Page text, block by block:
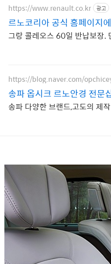
https://www.renault.co.kr 광고
르노코리아 공식 홈페이지
그랑 콜레오스 60일 반납보장.
https://blog.naver.com/
송파 옵시크 르노안경 전문
송파 다양한 브랜드,고도의 제